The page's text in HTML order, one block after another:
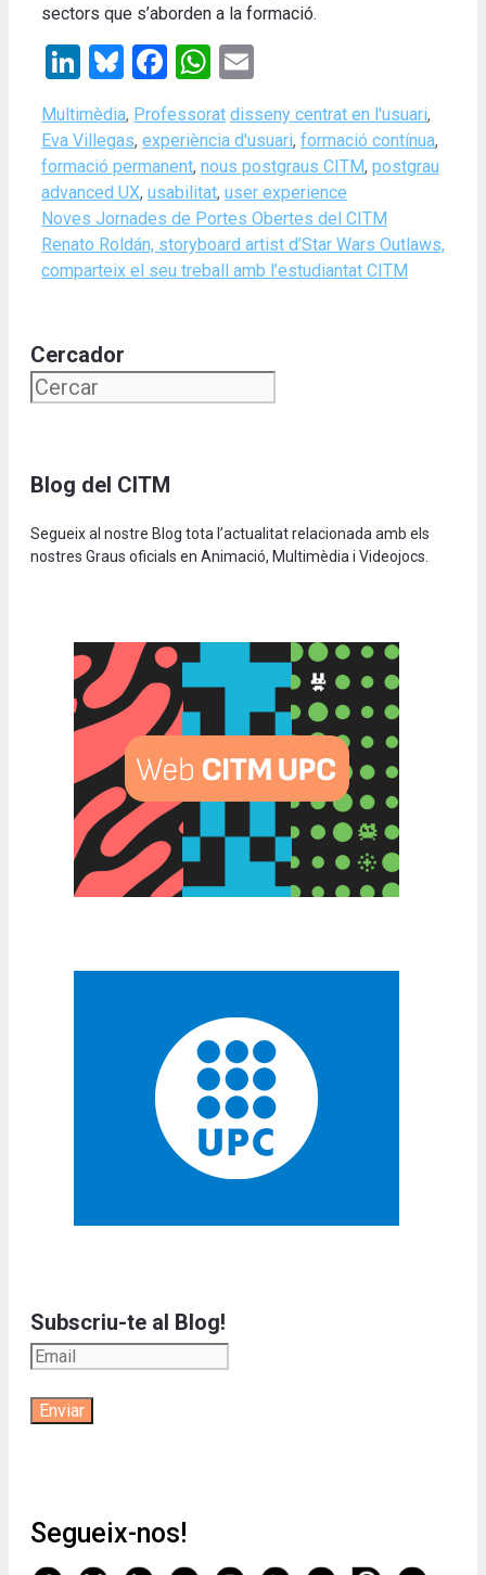
sectors que s’aborden a la formació.
LinkedIn
Bluesky
Facebook
WhatsApp
Categories
Multimèdia, Professorat Tags
disseny centrat en l'usuari,
Eva Villegas, experiència d'usuari, formació contínua,
formació permanent, nous postgraus CITM, postgrau
advanced UX, usabilitat, user experience
Noves Jornades de Portes Obertes del CITM
Renato Roldán, storyboard artist d’Star Wars Outlaws,
comparteix el seu treball amb l’estudiantat CITM
Cercador
Blog del CITM
Segueix al nostre Blog tota l’actualitat relacionada amb els
nostres Graus oficials en Animació, Multimèdia i Videojocs.
Subscriu-te al Blog!
Segueix-nos!